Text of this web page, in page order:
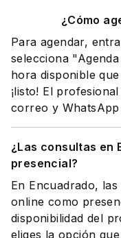
¿Cómo
Para agendar,
selecciona
hora disponible
¡listo! El
correo y
¿Las consultas en
presencial?
En Encuadrado,
online como
disponibilidad del
eliges la opción